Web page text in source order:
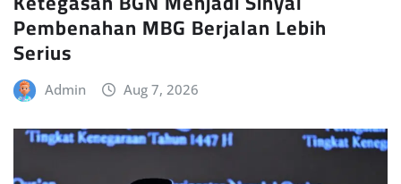
Pembenahan MBG Berjalan Lebih
Serius
Admin Aug 7, 2026